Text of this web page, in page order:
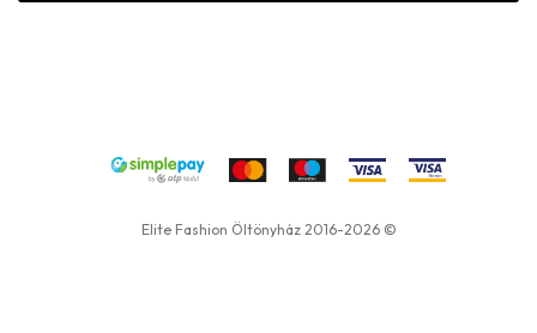
Elite Fashion Öltönyház 2016-2026 ©